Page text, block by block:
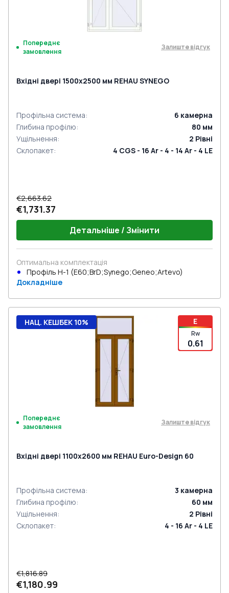
Попереднє
замовлення
Залиште відгук
Вхідні двері 1500x2500 мм REHAU SYNEGO
Профільна система: 6 камерна
Глибина профілю: 80 мм
Ущільнення: 2 Рівні
Склопакет: 4 CGS - 16 Ar - 4 - 14 Ar - 4 LE
€2,663.62
€1,731.37
Детальніше / Змінити
Оптимальна комплектація
Профіль Н-1 (E60;BrD;Synego;Geneo;Artevo)
Докладніше
E
Rw
0.61
НАЦ. КЕШБЕК 10%
Попереднє
замовлення
Залиште відгук
Вхідні двері 1100x2600 мм REHAU Euro-Design 60
Профільна система: 3 камерна
Глибина профілю: 60 мм
Ущільнення: 2 Рівні
Склопакет: 4 - 16 Ar - 4 LE
€1,816.89
€1,180.99